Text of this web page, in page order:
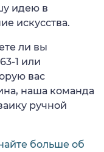
идею в
искусства.
ли вы
1 или
вас
наша команда
ручной
больше об